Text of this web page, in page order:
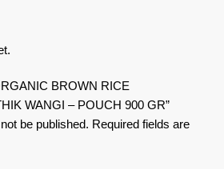
BROWN RICE
WANGI – POUCH 900 GR”
be published. Required fields are